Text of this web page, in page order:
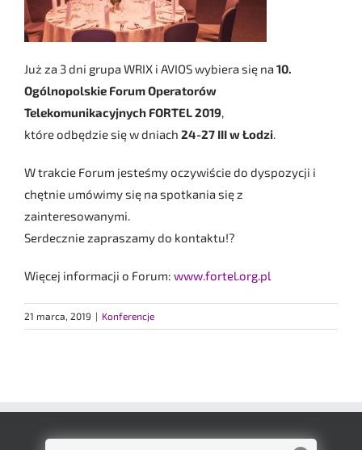
Już za 3 dni grupa WRIX i AVIOS wybiera się na10.
Ogólnopolskie Forum Operatorów
Telekomunikacyjnych FORTEL 2019,
które odbędzie się w dniach 24-27 III w Łodzi.
W trakcie Forum jesteśmy oczywiście do dyspozycji i
chętnie umówimy się na spotkania się z
zainteresowanymi.
Serdecznie zapraszamy do kontaktu!?
Więcej informacji o Forum: www.fortel.org.pl
21 marca, 2019 | Konferencje